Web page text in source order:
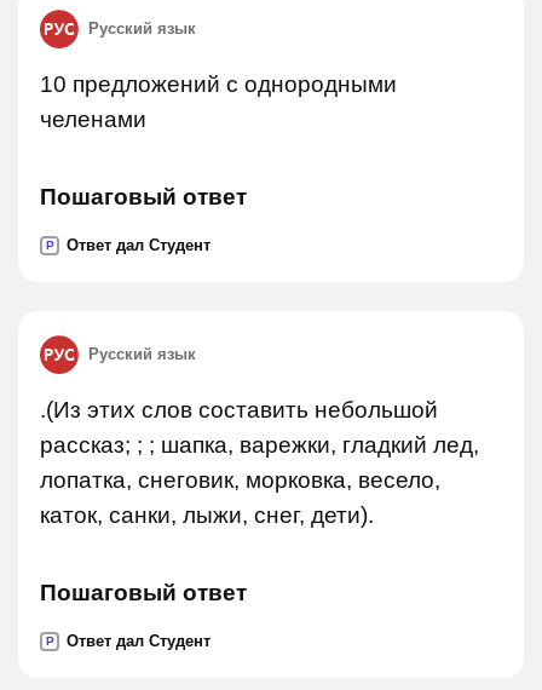
Русский язык
10 предложений с однородными
челенами
Пошаговый ответ
P Ответ дал Студент
Русский язык
.(Из этих слов составить небольшой
рассказ; ; ; шапка, варежки, гладкий лед,
лопатка, снеговик, морковка, весело,
каток, санки, лыжи, снег, дети).
Пошаговый ответ
P Ответ дал Студент